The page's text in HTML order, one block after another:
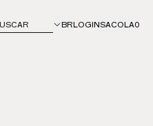
BRLOGINSACOLA0